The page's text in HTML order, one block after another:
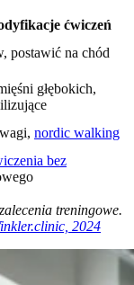
ćwiczeń
postawić na chód
głębokich,
nordic walking
bez
treningowe.
2024